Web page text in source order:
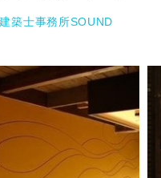
築士事務所SOUND